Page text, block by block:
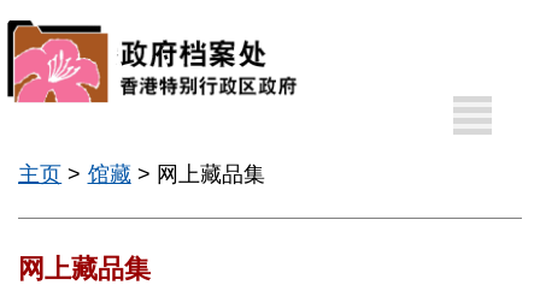
A
A
A
EN
其
言
主页 > 馆藏> 网上藏品集
网上藏品集